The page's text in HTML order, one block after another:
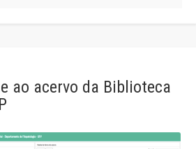
ao acervo da Biblioteca